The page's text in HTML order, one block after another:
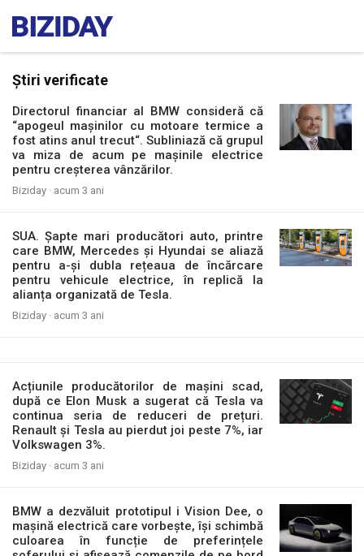
Știri verificate
Directorul financiar al BMW consideră că
“apogeul mașinilor cu motoare termice a
fost atins anul trecut“. Subliniază că grupul
va miza de acum pe mașinile electrice
pentru creșterea vânzărilor.
Biziday · acum 3 ani
SUA. Şapte mari producători auto, printre
care BMW, Mercedes şi Hyundai se aliază
pentru a-și dubla rețeaua de încărcare
pentru vehicule electrice, în replică la
alianța organizată de Tesla.
Biziday · acum 3 ani
Acțiunile producătorilor de mașini scad,
după ce Elon Musk a sugerat că Tesla va
continua seria de reduceri de prețuri.
Renault și Tesla au pierdut joi peste 7%, iar
Volkswagen 3%.
Biziday · acum 3 ani
BMW a dezvăluit prototipul i Vision Dee, o
mașină electrică care vorbește, își schimbă
culoarea în funcție de preferințele